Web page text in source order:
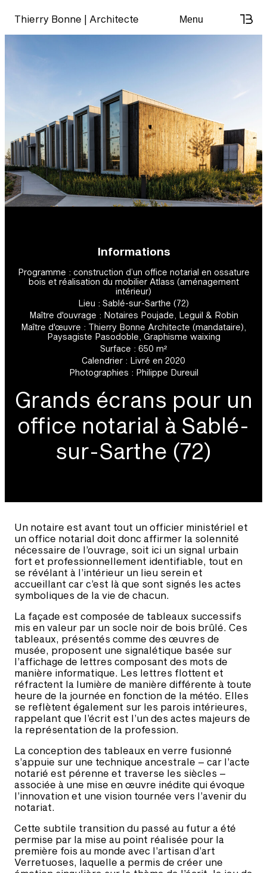
content
Thierry Bonne | Architecte Menu
Informations
Programme : construction d’un office notarial en ossature
bois et réalisation du mobilier Atlass (aménagement
intérieur)
Lieu : Sablé-sur-Sarthe (72)
Maître d'ouvrage : Notaires Poujade, Leguil & Robin
Maître d'œuvre : Thierry Bonne Architecte (mandataire),
Paysagiste Pasodoble, Graphisme waixing
Surface : 650 m²
Calendrier : Livré en 2020
Photographies : Philippe Dureuil
Grands écrans pour un
office notarial à Sablé-
sur-Sarthe (72)
Un notaire est avant tout un officier ministériel et
un office notarial doit donc affirmer la solennité
nécessaire de l’ouvrage, soit ici un signal urbain
fort et professionnellement identifiable, tout en
se révélant à l’intérieur un lieu serein et
accueillant car c’est là que sont signés les actes
symboliques de la vie de chacun.
La façade est composée de tableaux successifs
mis en valeur par un socle noir de bois brûlé. Ces
tableaux, présentés comme des œuvres de
musée, proposent une signalétique basée sur
l’affichage de lettres composant des mots de
manière informatique. Les lettres flottent et
réfractent la lumière de manière différente à toute
heure de la journée en fonction de la météo. Elles
se reflètent également sur les parois intérieures,
rappelant que l’écrit est l’un des actes majeurs de
la représentation de la profession.
La conception des tableaux en verre fusionné
s’appuie sur une technique ancestrale – car l’acte
notarié est pérenne et traverse les siècles –
associée à une mise en œuvre inédite qui évoque
l’innovation et une vision tournée vers l’avenir du
notariat.
Cette subtile transition du passé au futur a été
permise par la mise au point réalisée pour la
première fois au monde avec l’artisan d’art
Verretuoses, laquelle a permis de créer une